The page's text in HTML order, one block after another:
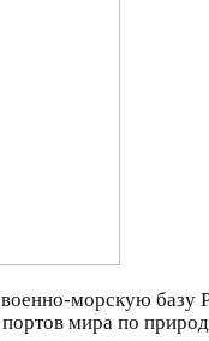
морскую
мира по